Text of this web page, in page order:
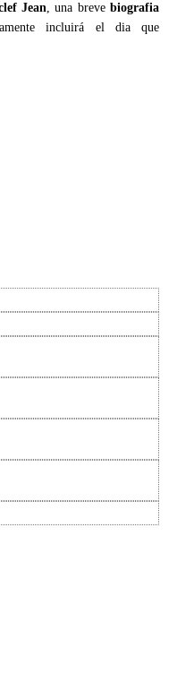
Jean, una brevebiografia
incluirá el dia que